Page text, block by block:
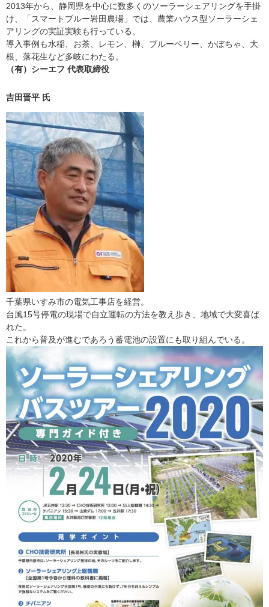
2013年から、静岡県を中心に数多くのソーラーシェアリングを手掛
け、「スマートブルー岩田農場」では、農業ハウス型ソーラーシェ
アリングの実証実験も行っている。
導入事例も水稲、お茶、レモン、榊、ブルーベリー、かぼちゃ、大
根、落花生など多岐にわたる。
（有）シーエフ 代表取締役
吉田晋平 氏
千葉県いすみ市の電気工事店を経営。
台風15号停電の現場で自立運転の方法を教え歩き、地域で大変喜ば
れた。
これから普及が進むであろう蓄電池の設置にも取り組んでいる。